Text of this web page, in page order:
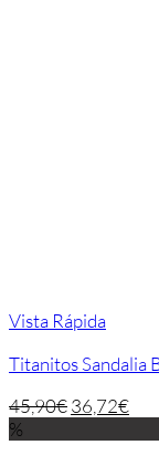
Vista Rápida
Titanitos Sandalia
45,90€36,72€
%